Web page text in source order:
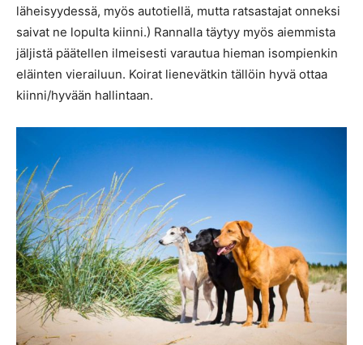
läheisyydessä, myös autotiellä, mutta ratsastajat onneksi
saivat ne lopulta kiinni.) Rannalla täytyy myös aiemmista
jäljistä päätellen ilmeisesti varautua hieman isompienkin
eläinten vierailuun. Koirat lienevätkin tällöin hyvä ottaa
kiinni/hyvään hallintaan.